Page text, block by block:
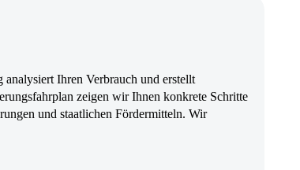
analysiert Ihren Verbrauch und erstellt
zeigen wir Ihnen konkrete Schritte
und staatlichen Fördermitteln. Wir